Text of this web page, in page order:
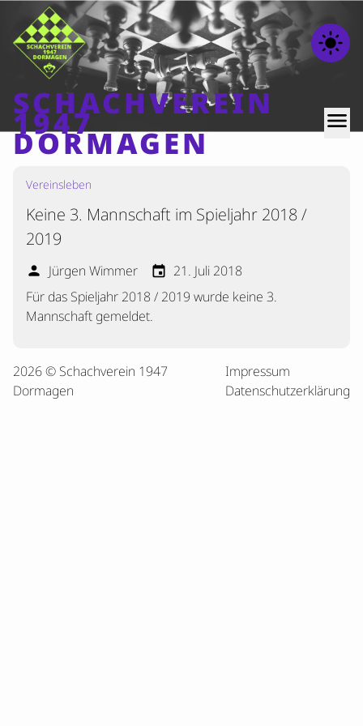
light_mode
SCHACHVEREIN
1947
DORMAGEN
menu
Home
Beiträge
Mannschaften
Ranglisten
Termine
Verschiedenes
Vereinsleben
Keine 3. Mannschaft im Spieljahr 2018 /
2019
person Jürgen Wimmer event 21. Juli 2018
Für das Spieljahr 2018 / 2019 wurde keine 3.
Mannschaft gemeldet.
2026 © Schachverein 1947
Dormagen
Impressum
Datenschutzerklärung